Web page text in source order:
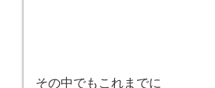
その中でもこれまでに